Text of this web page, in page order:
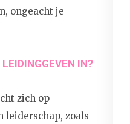
ongeacht je
IN?
zich op
leiderschap, zoals